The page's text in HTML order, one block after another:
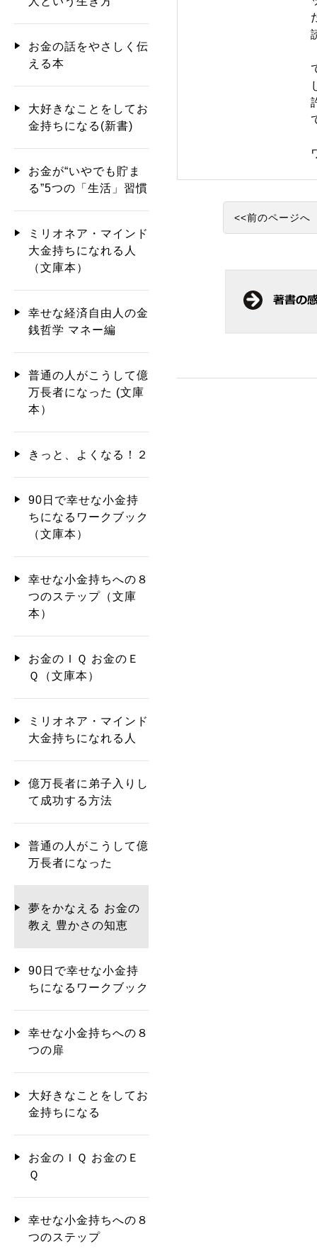
<<前のページへ
お金の話をやさしく伝
える本
大好きなことをしてお
金持ちになる(新書)
お金が“いやでも貯ま
る”5つの「生活」習慣
ミリオネア・マインド
大金持ちになれる人
（文庫本）
幸せな経済自由人の金
銭哲学 マネー編
普通の人がこうして億
万長者になった (文庫
本）
きっと、よくなる！２
90日で幸せな小金持
ちになるワークブック
（文庫本）
幸せな小金持ちへの８
つのステップ（文庫
本）
お金のＩＱ お金のＥ
Ｑ（文庫本）
ミリオネア・マインド
大金持ちになれる人
億万長者に弟子入りし
て成功する方法
普通の人がこうして億
万長者になった
夢をかなえる お金の
教え 豊かさの知恵
90日で幸せな小金持
ちになるワークブック
幸せな小金持ちへの８
つの扉
大好きなことをしてお
金持ちになる
お金のＩＱ お金のＥ
Ｑ
幸せな小金持ちへの８
つのステップ